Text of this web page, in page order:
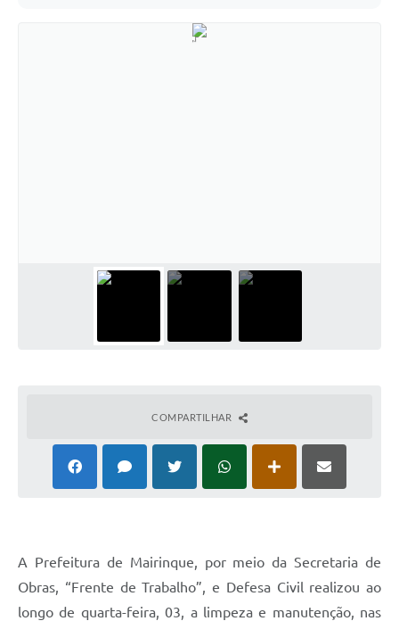
COMPARTILHAR
A Prefeitura de Mairinque, por meio da Secretaria de
Obras, “Frente de Trabalho”, e Defesa Civil realizou ao
longo de quarta-feira, 03, a limpeza e manutenção, nas